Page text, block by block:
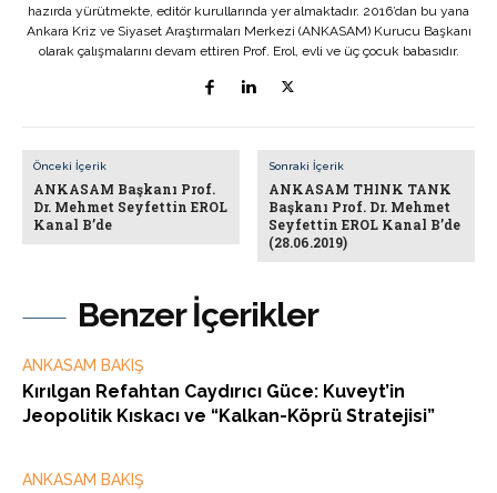
Benzer İçerikler
ANKASAM BAKIŞ
Kırılgan Refahtan Caydırıcı Güce: Kuveyt’in
Jeopolitik Kıskacı ve “Kalkan-Köprü Stratejisi”
ANKASAM BAKIŞ
hazırda yürütmekte, editör kurullarında yer almaktadır. 2016’dan bu yana
Ankara Kriz ve Siyaset Araştırmaları Merkezi (ANKASAM) Kurucu Başkanı
olarak çalışmalarını devam ettiren Prof. Erol, evli ve üç çocuk babasıdır.
Önceki İçerik
ANKASAM Başkanı Prof.
Dr. Mehmet Seyfettin EROL
Kanal B’de
Sonraki İçerik
ANKASAM THINK TANK
Başkanı Prof. Dr. Mehmet
Seyfettin EROL Kanal B’de
(28.06.2019)